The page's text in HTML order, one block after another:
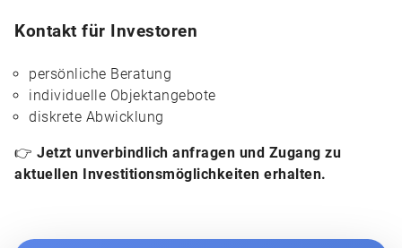
Kontakt für Investoren
persönliche Beratung
individuelle Objektangebote
diskrete Abwicklung
👉 Jetzt unverbindlich anfragen und Zugang zu
aktuellen Investitionsmöglichkeiten erhalten.